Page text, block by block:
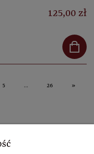
125,00 zł
5 ... 26 »